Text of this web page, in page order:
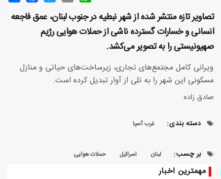
تصاویر تازه منتشر شده از شهر نبطیه در جنوب لبنان، عمق فاجعه
انسانی و خسارات گسترده ناشی از حملات هوایی رژیم
صهیونیستی را به تصویر می‌کشد.
ویرانی کامل مجتمع‌های تجاری، زیرساخت‌های حیاتی و منازل
مسکونی این شهر را به تلی از آوار تبدیل کرده است.
صادق زاده
دسته بندی: غرب آسیا
بر چسب: لبنان اسرائیل حملات هوایی
مهمترین اخبار